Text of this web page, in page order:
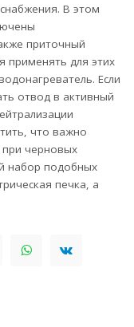
В этом
приточный
применять для этих
Если
отвод в активный
что важно
при черновых
набор подобных
печка, а